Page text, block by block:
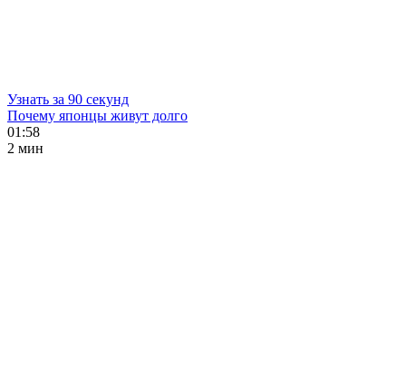
Узнать за 90 секунд
Почему японцы живут долго
01:58
2 мин